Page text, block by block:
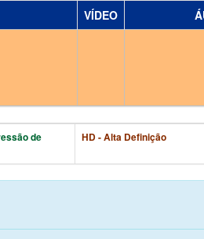
VÍDEO
de
HD - Alta Definição